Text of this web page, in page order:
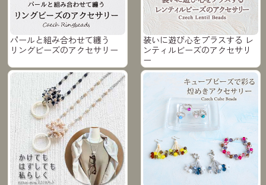
パールと組み合わせて纏う
リングビーズのアクセサリー
装いに遊び心をプラスする レ
ンティルビーズのアクセサリ
ー